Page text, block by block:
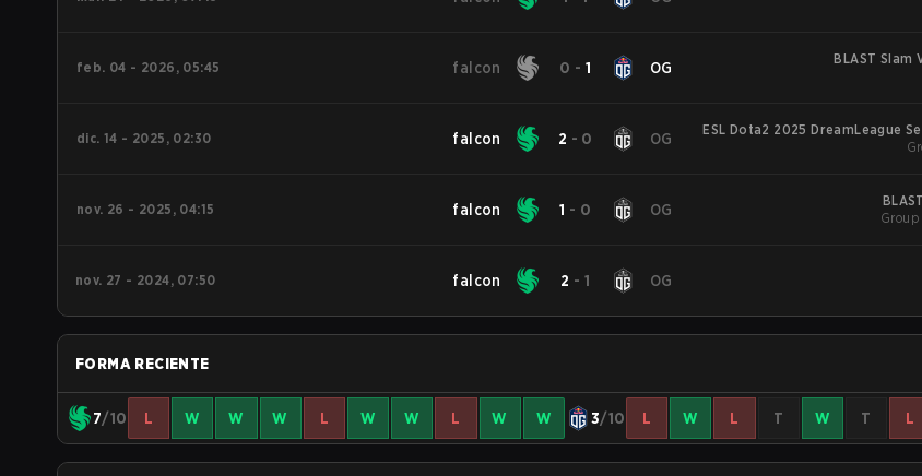
feb. 04 - 2026, 05:45 falcon 0 - 1 OG
BLAST Slam
dic. 14 - 2025, 02:30 falcon 2 - 0 OG
ESL Dota2 2025 DreamLeague
nov. 26 - 2025, 04:15 falcon 1 - 0 OG
nov. 27 - 2024, 07:50 falcon 2 - 1 OG
FORMA RECIENTE
7/10 L W W W L W W L W W 3/10 L W L T W T L